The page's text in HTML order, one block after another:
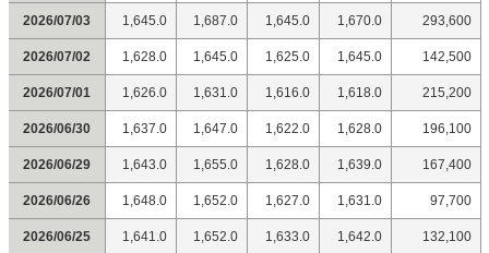
2026/07/03 1,645.0 1,687.0 1,645.0 1,670.0 293,600
2026/07/02 1,628.0 1,645.0 1,625.0 1,645.0 142,500
2026/07/01 1,626.0 1,631.0 1,616.0 1,618.0 215,200
2026/06/30 1,637.0 1,647.0 1,622.0 1,628.0 196,100
2026/06/29 1,643.0 1,655.0 1,628.0 1,639.0 167,400
2026/06/26 1,648.0 1,652.0 1,627.0 1,631.0 97,700
2026/06/25 1,641.0 1,652.0 1,633.0 1,642.0 132,100